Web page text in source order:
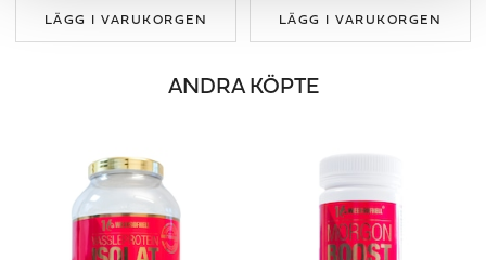
LÄGG I VARUKORGEN LÄGG I VARUKORGEN
ANDRA KÖPTE